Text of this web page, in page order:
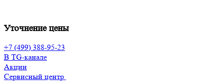
Уточнение цены
+7 (499) 388-95-23
В TG-канале
Акции
Сервисный центр